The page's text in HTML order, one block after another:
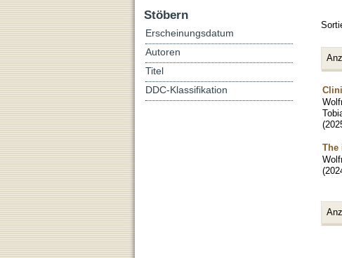
(
The
(
Stöbern
Erscheinungsdatum
Autoren
Titel
DDC-Klassifikation